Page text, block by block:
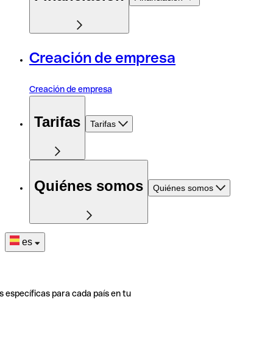
Creación de empresa
Creación de empresa
Tarifas Tarifas
Quiénes somos Quiénes somos
es
específicas para cada país en tu